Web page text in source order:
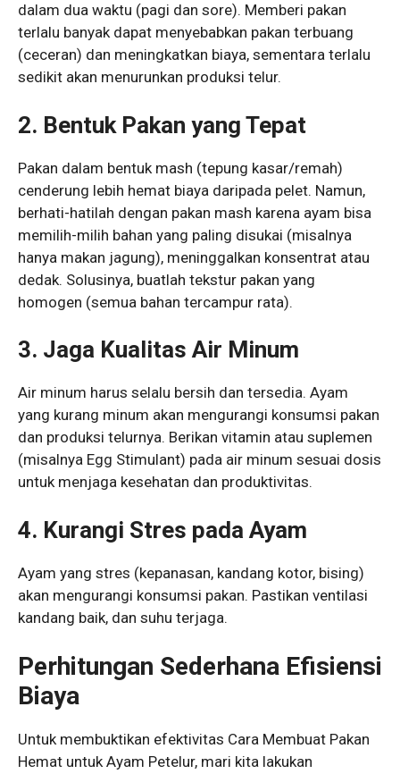
dalam dua waktu (pagi dan sore). Memberi pakan
terlalu banyak dapat menyebabkan pakan terbuang
(ceceran) dan meningkatkan biaya, sementara terlalu
sedikit akan menurunkan produksi telur.
2. Bentuk Pakan yang Tepat
Pakan dalam bentuk mash (tepung kasar/remah)
cenderung lebih hemat biaya daripada pelet. Namun,
berhati-hatilah dengan pakan mash karena ayam bisa
memilih-milih bahan yang paling disukai (misalnya
hanya makan jagung), meninggalkan konsentrat atau
dedak. Solusinya, buatlah tekstur pakan yang
homogen (semua bahan tercampur rata).
3. Jaga Kualitas Air Minum
Air minum harus selalu bersih dan tersedia. Ayam
yang kurang minum akan mengurangi konsumsi pakan
dan produksi telurnya. Berikan vitamin atau suplemen
(misalnya Egg Stimulant) pada air minum sesuai dosis
untuk menjaga kesehatan dan produktivitas.
4. Kurangi Stres pada Ayam
Ayam yang stres (kepanasan, kandang kotor, bising)
akan mengurangi konsumsi pakan. Pastikan ventilasi
kandang baik, dan suhu terjaga.
Perhitungan Sederhana Efisiensi
Biaya
Untuk membuktikan efektivitas Cara Membuat Pakan
Hemat untuk Ayam Petelur, mari kita lakukan